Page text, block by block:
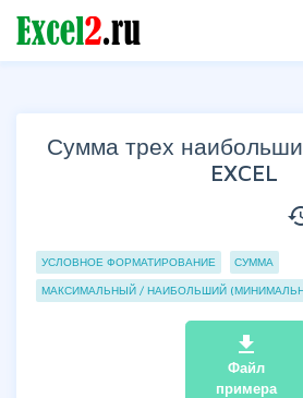
Сумма трех
EXCEL
Группы статей
УСЛОВНОЕ ФОРМАТИРОВАНИЕ СУММА
МАКСИМАЛЬНЫЙ / НАИБОЛЬШИЙ
file_download
Файл
примера